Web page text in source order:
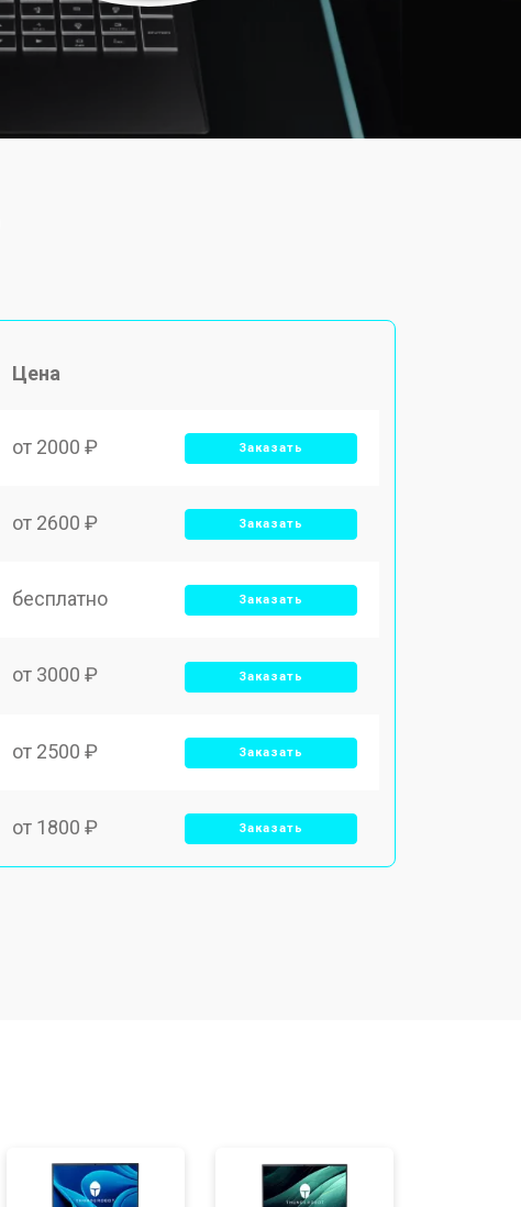
Цена
от 2000 ₽ Заказать
от 2600 ₽ Заказать
бесплатно Заказать
от 3000 ₽ Заказать
от 2500 ₽ Заказать
от 1800 ₽ Заказать